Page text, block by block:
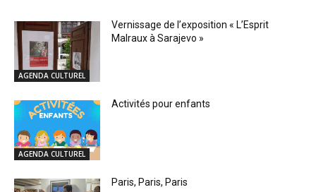
AGENDA CULTUREL
Vernissage de l’exposition « L’Esprit
Malraux à Sarajevo »
AGENDA CULTUREL
Activités pour enfants
Paris, Paris, Paris